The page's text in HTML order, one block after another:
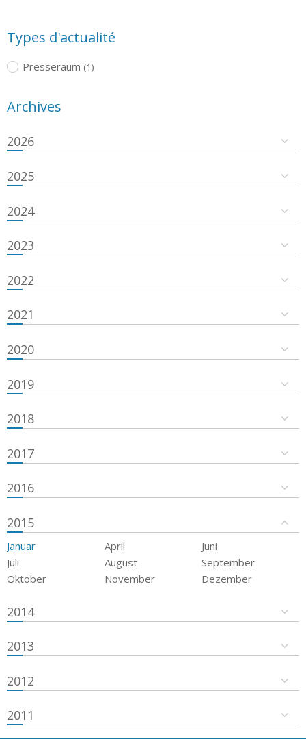
Types d'actualité
Presseraum (1)
Archives
2026
2025
2024
2023
2022
2021
2020
2019
2018
2017
2016
2015
Januar April
Juni
Juli
August
September
Oktober
November Dezember
2014
2013
2012
2011